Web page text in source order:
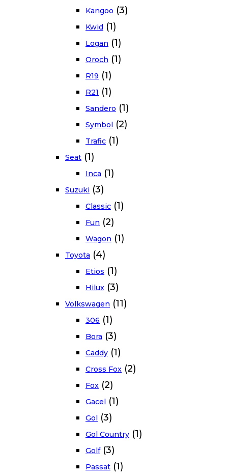
Kangoo (3)
Kwid (1)
Logan (1)
Oroch (1)
R19 (1)
R21 (1)
Sandero (1)
Symbol (2)
Trafic (1)
Seat (1)
Inca (1)
Suzuki (3)
Classic (1)
Fun (2)
Wagon (1)
Toyota (4)
Etios (1)
Hilux (3)
Volkswagen (11)
306 (1)
Bora (3)
Caddy (1)
Cross Fox (2)
Fox (2)
Gacel (1)
Gol (3)
Gol Country (1)
Golf (3)
Passat (1)